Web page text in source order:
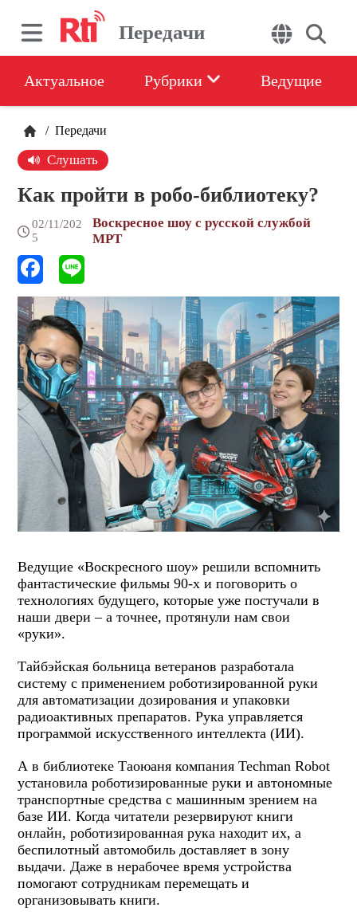
Передачи
Актуальное Рубрики Ведущие
/ Передачи
Слушать
Как пройти в робо-библиотеку?
02/11/202
5
Воскресное шоу с русской службой
МРТ
Ведущие «Воскресного шоу» решили вспомнить
фантастические фильмы 90-х и поговорить о
технологиях будущего, которые уже постучали в
наши двери – а точнее, протянули нам свои
«руки».
Тайбэйская больница ветеранов разработала
систему с применением роботизированной руки
для автоматизации дозирования и упаковки
радиоактивных препаратов. Рука управляется
программой искусственного интеллекта (ИИ).
А в библиотеке Таоюаня компания Techman Robot
установила роботизированные руки и автономные
транспортные средства с машинным зрением на
базе ИИ. Когда читатели резервируют книги
онлайн, роботизированная рука находит их, а
беспилотный автомобиль доставляет в зону
выдачи. Даже в нерабочее время устройства
помогают сотрудникам перемещать и
организовывать книги.